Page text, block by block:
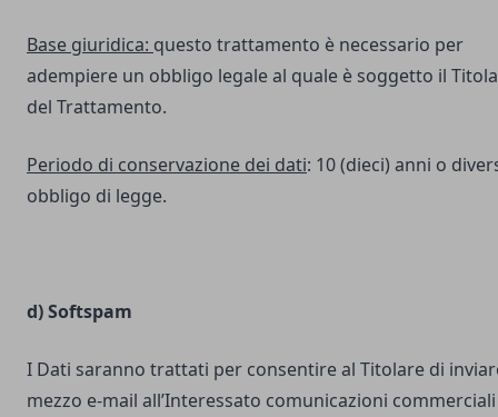
Base giuridica: questo trattamento è necessario per
adempiere un obbligo legale al quale è soggetto il
del Trattamento.
Periodo di conservazione dei dati: 10 (dieci) anni o
obbligo di legge.
d) Softspam
I Dati saranno trattati per consentire al Titolare di
mezzo e-mail all’Interessato comunicazioni